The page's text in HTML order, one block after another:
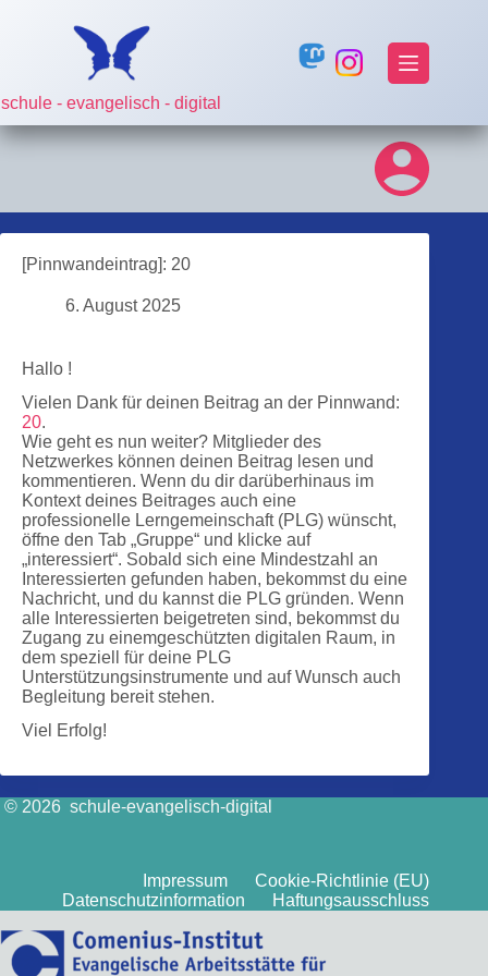
schule - evangelisch - digital
[Pinnwandeintrag]: 20
6. August 2025
Hallo !
Vielen Dank für deinen Beitrag an der Pinnwand:
20.
Wie geht es nun weiter? Mitglieder des
Netzwerkes können deinen Beitrag lesen und
kommentieren. Wenn du dir darüberhinaus im
Kontext deines Beitrages auch eine
professionelle Lerngemeinschaft (PLG) wünscht,
öffne den Tab „Gruppe“ und klicke auf
„interessiert“. Sobald sich eine Mindestzahl an
Interessierten gefunden haben, bekommst du eine
Nachricht, und du kannst die PLG gründen. Wenn
alle Interessierten beigetreten sind, bekommst du
Zugang zu einemgeschützten digitalen Raum, in
dem speziell für deine PLG
Unterstützungsinstrumente und auf Wunsch auch
Begleitung bereit stehen.
Viel Erfolg!
© 2026 schule-evangelisch-digital
Impressum
Cookie-Richtlinie (EU)
Datenschutzinformation
Haftungsausschluss